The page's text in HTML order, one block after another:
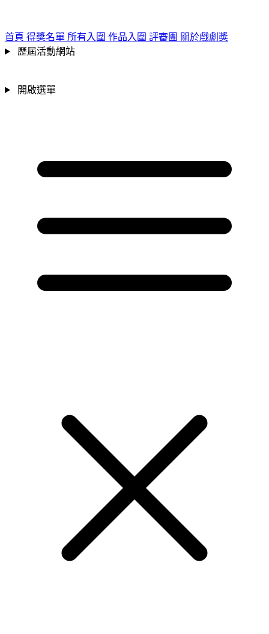
:::
首頁 得獎名單 所有入圍 作品入圍 評審團 關於戲劇獎
歷屆活動網站
開啟選單